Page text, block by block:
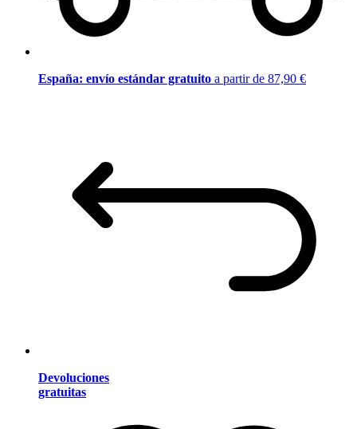
España: envío estándar gratuito a partir de 87,90 €
Devoluciones
gratuitas